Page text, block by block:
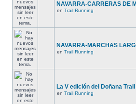
NAVARRA-CARRERAS DE
en Trail Running
NAVARRA-MARCHAS
en Trail Running
La V edición del Doñana
en Trail Running